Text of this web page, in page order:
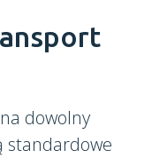
dowolny
standardowe